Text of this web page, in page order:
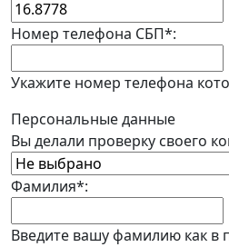
Номер телефона СБП*:
Укажите номер телефона
Персональные данные
Вы делали проверку своего
Фамилия*:
Введите вашу фамилию как в